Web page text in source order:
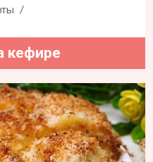
кефире